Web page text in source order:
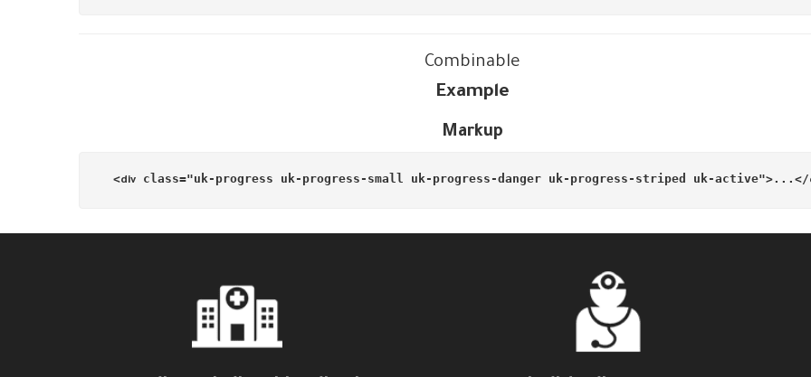
Combinable
Example
Markup
div class="uk-progress uk-progress-small uk-progress-danger uk-progress-striped uk-active">... </
>